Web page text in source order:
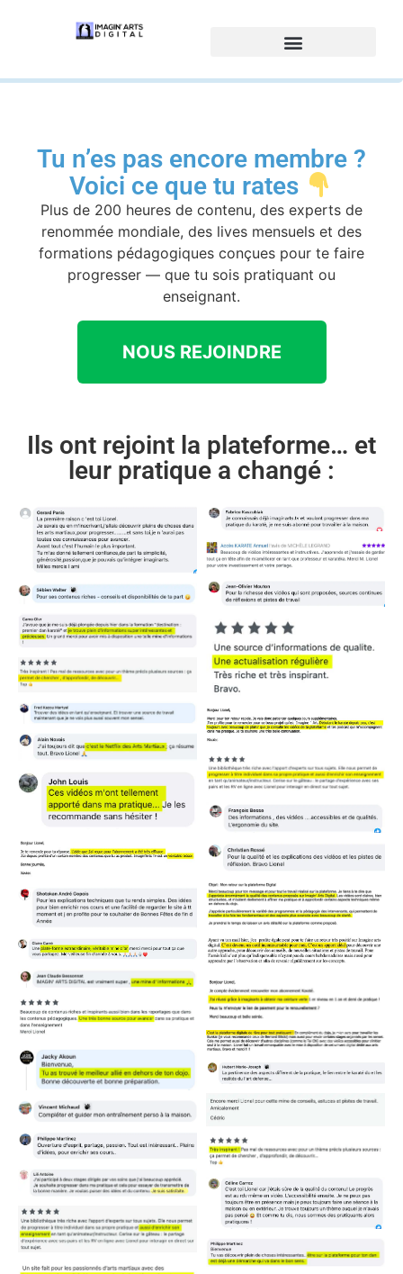
Tu n’es pas encore membre ?
Voici ce que tu rates
Plus de 200 heures de contenu, des experts de
renommée mondiale, des lives mensuels et des
formations pédagogiques conçues pour te faire
progresser — que tu sois pratiquant ou
enseignant.
NOUS REJOINDRE
Ils ont rejoint la plateforme… et
leur pratique a changé :